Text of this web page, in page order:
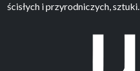
ścisłych i przyrodniczych, sztuki.